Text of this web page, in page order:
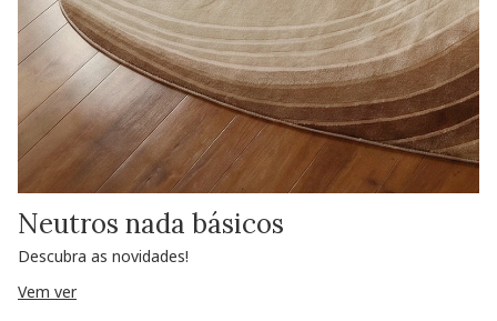
Neutros nada básicos
Descubra as novidades!
Vem ver